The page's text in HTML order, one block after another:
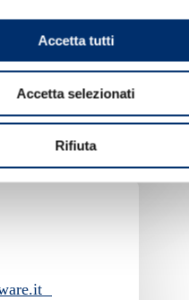
Accetta tutti
Accetta selezionati
Rifiuta